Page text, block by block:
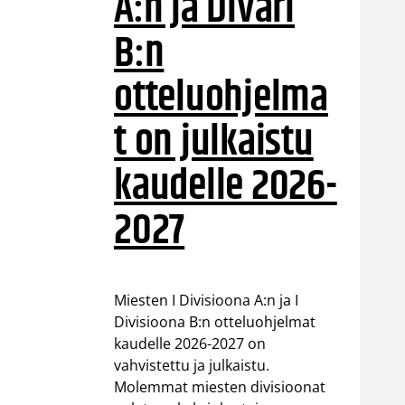
B:n
otteluohjelma
t on julkaistu
kaudelle 2026-
2027
Miesten I Divisioona A:n ja I
Divisioona B:n otteluohjelmat
kaudelle 2026-2027 on
vahvistettu ja julkaistu.
Molemmat miesten divisioonat